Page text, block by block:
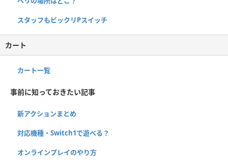
スタッフもビックリPスイッチ
カート
カート一覧
事前に知っておきたい記事
新アクションまとめ
対応機種・Switch1で遊べる？
オンラインプレイのやり方